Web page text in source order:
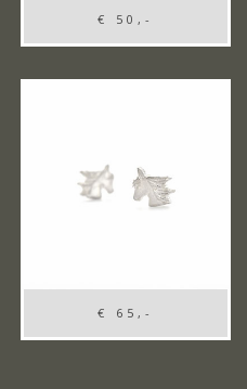
€ 50,-
€ 65,-